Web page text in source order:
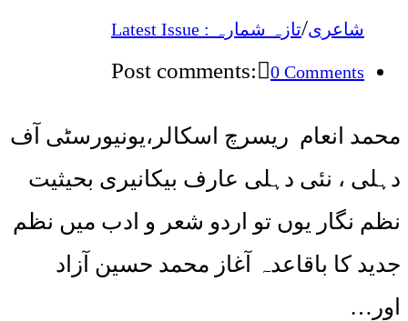
شاعری/تازہ شمارہ : Latest Issue
Post comments: 0 Comments
محمد انعام ریسرچ اسکالر،یونیورسٹی آف
دہلی ، نئی دہلی عارف بیکانیری بحیثیت
نظم نگار یوں تو اردو شعر و ادب میں نظم
جدید کا باقاعدہ آغاز محمد حسین آزاد
اور…